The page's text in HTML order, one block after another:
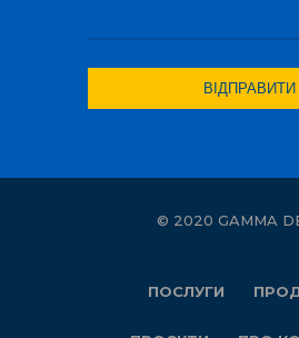
© 2020 GAMMA
ПОСЛУГИ